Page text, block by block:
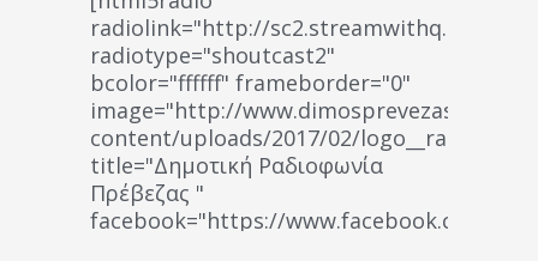
radiolink="http://
radiotype="shoutcast2"
bcolor="ffffff" frameborder="0"
image="http://www.dimosprevezas.gr/wp-
content/uploads/2017/02/
title="Δημοτική Ραδιοφωνία
Πρέβεζας "
facebook="https://www.facebook.com/